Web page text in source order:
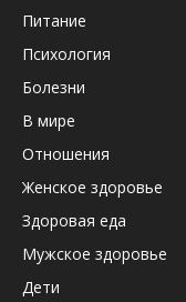
Питание
Психология
Болезни
В мире
Отношения
Женское здоровье
Здоровая еда
Мужское здоровье
Дети